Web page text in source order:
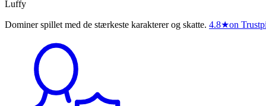
Luffy
Dominer spillet med de stærkeste karakterer og skatte. 4.8★on